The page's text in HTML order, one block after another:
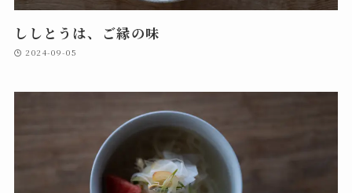
ししとうは、ご縁の味
2024-09-05